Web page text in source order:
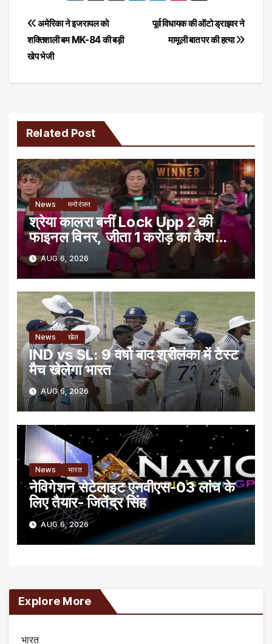
Post
navigation
पूर्व विधायक की ऑटो ड्राइवर ने
मामूली बात पर की हत्या
अमेरिका ने इजरायल को
शक्तिशाली बम MK-84 की बड़ी
खेप भेजी
Related Post
News मनोरंजन
श्रेया कालरा बनीं Lock Upp 2 की
फाइनल विनर, जीता 1 करोड़ का कैश
प्राइज
AUG 6, 2026
News खेल
IND vs SL: 9 वर्षो बाद श्रीलंका में टेस्‍ट
मैच खेलेगा भारत
AUG 6, 2026
News भारत
नेविगेशन सेटेलाइट एनवीएस-03 लांच के
लिए तैयार- जितेंद्र सिंह
AUG 6, 2026
Explore More
भारत